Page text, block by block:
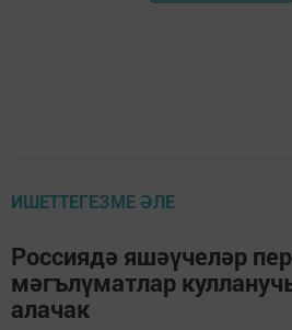
ИШЕТТЕГЕЗМЕ ӘЛЕ
Россиядә яшәүчеләр
мәгълүматлар
алачак